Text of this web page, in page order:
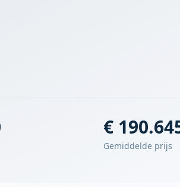
€
Gemiddelde prijs